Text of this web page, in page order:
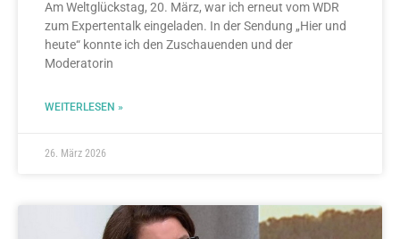
Am Weltglückstag, 20. März, war ich erneut vom WDR
zum Expertentalk eingeladen. In der Sendung „Hier und
heute“ konnte ich den Zuschauenden und der
Moderatorin
WEITERLESEN »
26. März 2026